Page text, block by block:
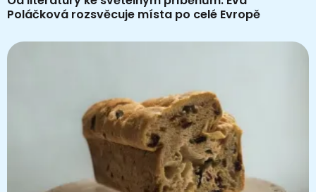
Poláčková rozsvěcuje místa po celé Evropě